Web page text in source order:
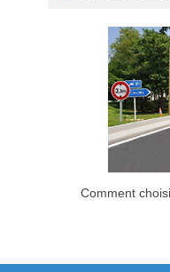
Comment